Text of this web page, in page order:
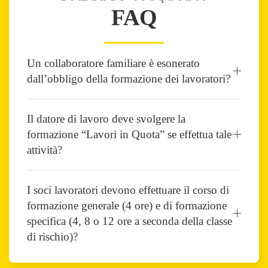
FAQ
Un collaboratore familiare è esonerato
dall’obbligo della formazione dei lavoratori?
Il datore di lavoro deve svolgere la
formazione “Lavori in Quota” se effettua tale
attività?
I soci lavoratori devono effettuare il corso di
formazione generale (4 ore) e di formazione
specifica (4, 8 o 12 ore a seconda della classe
di rischio)?